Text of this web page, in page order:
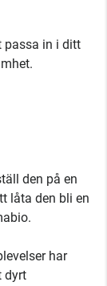
passa in i ditt
den på en
låta den bli en
har
dyrt